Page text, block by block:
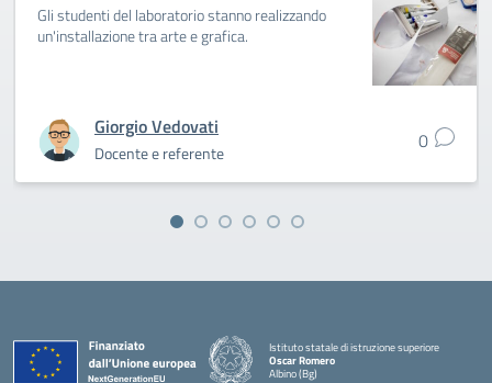
Gli studenti del laboratorio stanno realizzando
un'installazione tra arte e grafica.
Giorgio Vedovati
Docente e referente 0
Istituto statale di istruzione superiore
Oscar Romero
Albino (Bg)